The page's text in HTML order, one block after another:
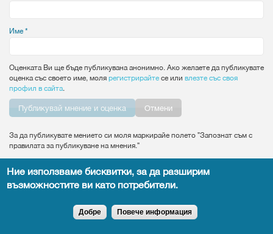
Име*
Оценката Ви ще бъде публикувана анонимно. Ако желаете да публикувате
оценка със своето име, молярегистрирайтесе или влезте със своя
профил в сайта.
Vertical Tabs
Отмени
За да публикувате мението си моля маркирайе полето "Запознат съм с
правилата за публикуване на мнения."
Всички права запазени DocTiming.bg - позоваването на съдържание от
Copyright © 2015leandigitalsolutions.com
Ние използваме бисквитки, за да разширим
възможностите ви като потребители.
Добре Повече информация